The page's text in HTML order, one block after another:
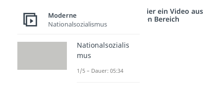
Studyflix vernetzt: Hier ein Video aus
einem anderen Bereich
Moderne
Nationalsozialismus
Nationalsozialis
mus
1/5 – Dauer: 05:34